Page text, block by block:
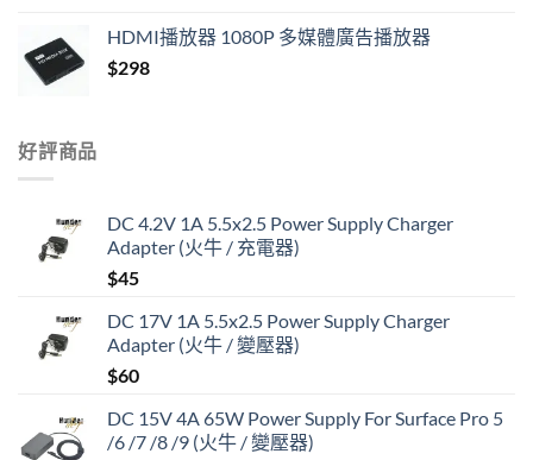
HDMI播放器 1080P 多媒體廣告播放器
$298
好評商品
DC 4.2V 1A 5.5x2.5 Power Supply Charger
Adapter (火牛 / 充電器)
$45
DC 17V 1A 5.5x2.5 Power Supply Charger
Adapter (火牛 / 變壓器)
$60
DC 15V 4A 65W Power Supply For Surface Pro 5
/6 /7 /8 /9 (火牛 / 變壓器)